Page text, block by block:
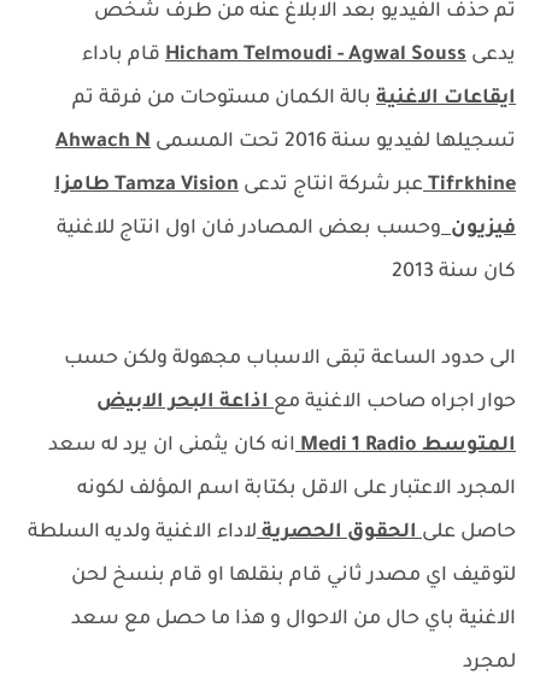
تم حذف الفيديو بعد الابلاغ عنه من طرف شخص
يدعى Hicham Telmoudi - Agwal Souss قام باداء
ايقاعات الاغنية بالة الكمان مستوحات من فرقة تم
تسجيلها لفيديو سنة 2016 تحت المسمى
Ahwach N
Tifrkhine عبر شركة انتاج تدعى
Tamza Vision طامزا
فيزيونوحسب بعض المصادر فان اول انتاج للاغنية
كان سنة 2013
الى حدود الساعة تبقى الاسباب مجهولة ولكن حسب
حوار اجراه صاحب الاغنية معاذاعة البحر الابيض
المتوسط Medi 1 Radio
انه كان يثمنى ان يرد له سعد
المجرد الاعتبار على الاقل بكتابة اسم المؤلف لكونه
حاصل علىالحقوق الحصريةلاداء الاغنية ولديه السلطة
لتوقيف اي مصدر ثاني قام بنقلها او قام بنسخ لحن
الاغنية باي حال من الاحوال و هذا ما حصل مع سعد
لمجرد